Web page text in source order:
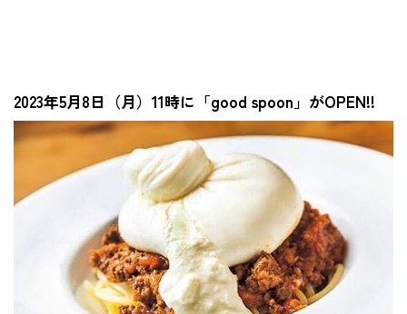
2023年5月8日（月）11時に「good spoon」がOPEN!!